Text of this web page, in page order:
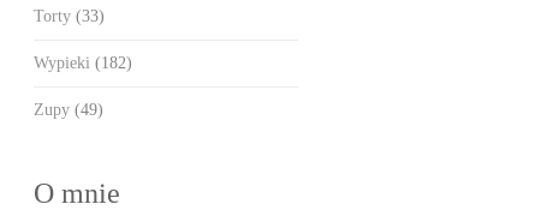
Torty (33)
Wypieki (182)
Zupy (49)
O mnie